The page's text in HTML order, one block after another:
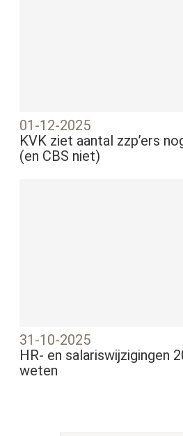
01-12-2025
KVK ziet aantal zzp’ers
(en CBS niet)
31-10-2025
HR- en salariswijzigingen
weten